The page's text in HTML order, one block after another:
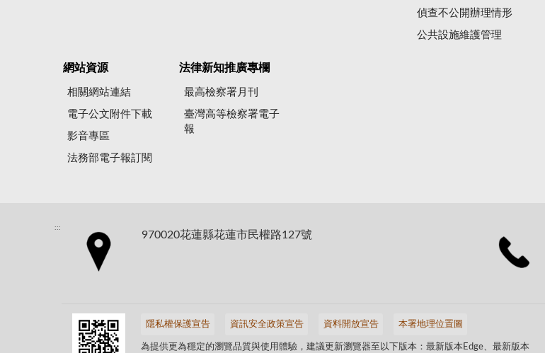
偵查不公開辦理情形
公共設施維護管理
網站資源
相關網站連結
電子公文附件下載
影音專區
法務部電子報訂閱
法律新知推廣專欄
最高檢察署月刊
臺灣高等檢察署電子
報
:::
970020花蓮縣花蓮市民權路127號
隱私權保護宣告 資訊安全政策宣告 資料開放宣告 本署地理位置圖
為提供更為穩定的瀏覽品質與使用體驗，建議更新瀏覽器至以下版本：最新版本Edge、最新版本